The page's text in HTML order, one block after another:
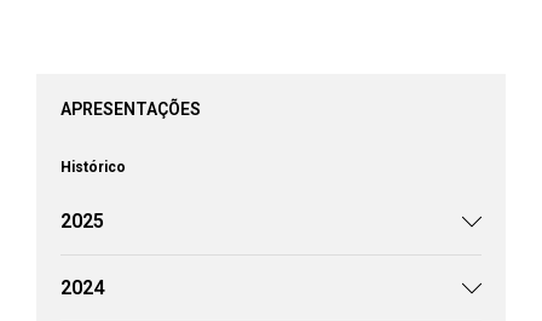
APRESENTAÇÕES
Histórico
2025
2024